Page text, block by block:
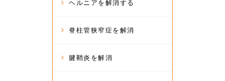
ヘルニアを解消する
脊柱管狭窄症を解消
腱鞘炎を解消